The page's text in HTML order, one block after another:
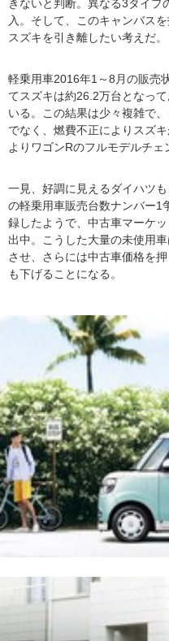
きないと判断。異なる3タイプ
入。そして、このキャンバス
スズキを引き離したい考えだ。
軽乗用車2016年1～8月の販売
てスズキは約26.2万台となっ
いる。この結果は少々複雑で
でなく、燃費不正によりスズ
よりワゴンRのフルモデルチェ
一見、好調に見えるダイハツ
の軽乗用車販売台数ナンバー1
録したようで、中古車マーケ
出中。こうした大量の未使用
させ、さらには中古車価格を
も下げることになる。